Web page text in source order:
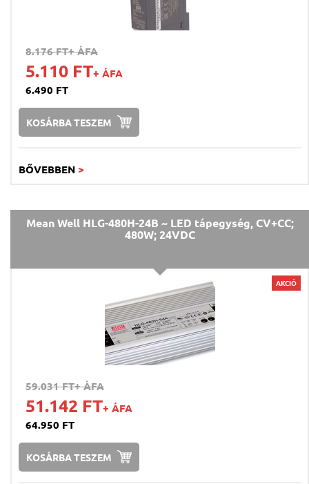
8.176 FT+ ÁFA
5.110 FT+ ÁFA
6.490 FT
KOSÁRBA TESZEM
BŐVEBBEN >
Mean Well HLG-480H-24B ~ LED tápegység, CV+CC;
480W; 24VDC
AKCIÓ
59.031 FT+ ÁFA
51.142 FT+ ÁFA
64.950 FT
KOSÁRBA TESZEM